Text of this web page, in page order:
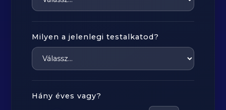
Milyen a jelenlegi testalkatod?
Hány éves vagy?